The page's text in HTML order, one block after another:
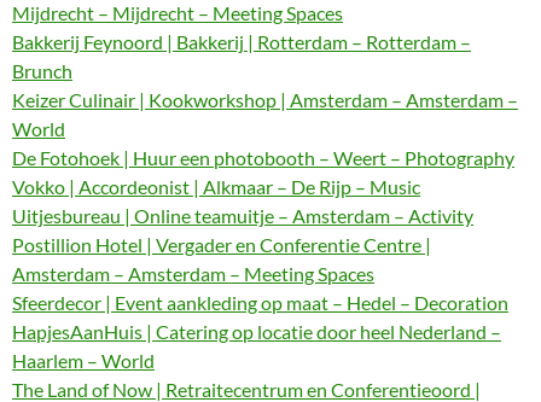
Mijdrecht – Mijdrecht – Meeting Spaces
Bakkerij Feynoord | Bakkerij | Rotterdam – Rotterdam –
Brunch
Keizer Culinair | Kookworkshop | Amsterdam – Amsterdam –
World
De Fotohoek | Huur een photobooth – Weert – Photography
Vokko | Accordeonist | Alkmaar – De Rijp – Music
Uitjesbureau | Online teamuitje – Amsterdam – Activity
Postillion Hotel | Vergader en Conferentie Centre |
Amsterdam – Amsterdam – Meeting Spaces
Sfeerdecor | Event aankleding op maat – Hedel – Decoration
HapjesAanHuis | Catering op locatie door heel Nederland –
Haarlem – World
The Land of Now | Retraitecentrum en Conferentieoord |